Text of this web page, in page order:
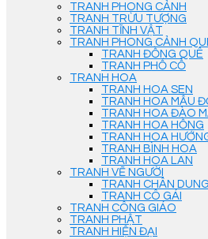
TRANH PHONG CẢNH
TRANH TRỪU TƯỢNG
TRANH TĨNH VẬT
TRANH PHONG CẢNH
TRANH ĐỒNG QUÊ
TRANH PHỐ CỔ
TRANH HOA
TRANH HOA SEN
TRANH HOA MẪU
TRANH HOA ĐÀO
TRANH HOA HỒNG
TRANH HOA
TRANH BÌNH HOA
TRANH HOA LAN
TRANH VẼ NGƯỜI
TRANH CHÂN DUNG
TRANH CÔ GÁI
TRANH CÔNG GIÁO
TRANH PHẬT
TRANH HIỆN ĐẠI